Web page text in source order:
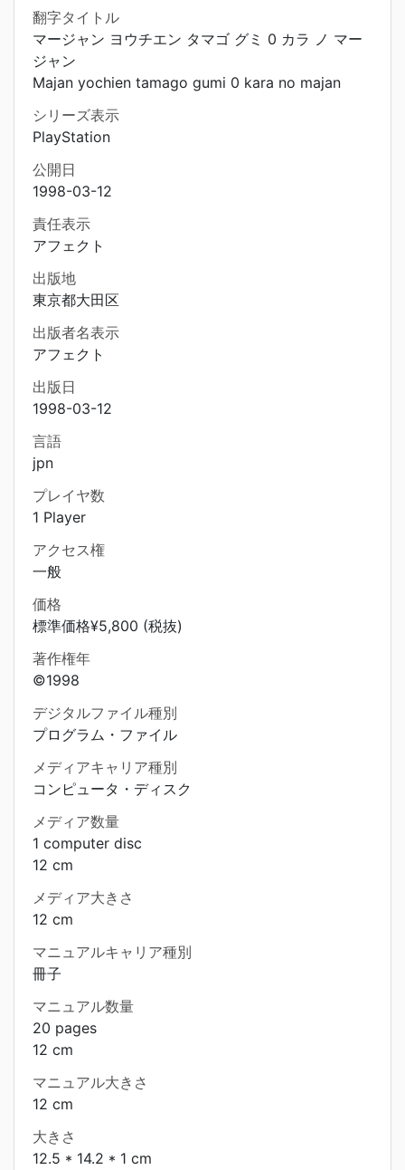
翻字タイトル
マージャン ヨウチエン タマゴ グミ 0 カラ ノ マー
ジャン
Majan yochien tamago gumi 0 kara no majan
シリーズ表示
PlayStation
公開日
1998-03-12
責任表示
アフェクト
出版地
東京都大田区
出版者名表示
アフェクト
出版日
1998-03-12
言語
jpn
プレイヤ数
1 Player
アクセス権
一般
価格
標準価格¥5,800 (税抜)
著作権年
©1998
デジタルファイル種別
プログラム・ファイル
メディアキャリア種別
コンピュータ・ディスク
メディア数量
1 computer disc
12 cm
メディア大きさ
12 cm
マニュアルキャリア種別
冊子
マニュアル数量
20 pages
12 cm
マニュアル大きさ
12 cm
大きさ
12.5 * 14.2 * 1 cm